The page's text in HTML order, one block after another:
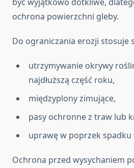
ochrona powierzchni gleby.
Do ograniczania erozji stosuje
utrzymywanie okrywy
najdłuższą część roku,
międzyplony zimujące,
pasy ochronne z traw lub
uprawę w poprzek spadku
Ochrona przed wysychaniem